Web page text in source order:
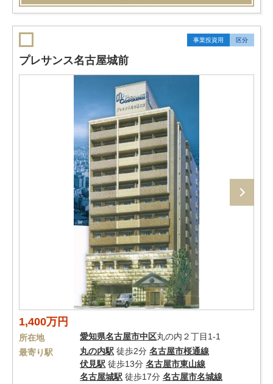
事業投資用 区分
プレサンス名古屋城前
1,400万円
所在地 愛知県名古屋市中区丸の内２丁目1-1
最寄り駅
丸の内駅 徒歩2分 名古屋市桜通線
伏見駅 徒歩13分 名古屋市東山線
名古屋城駅 徒歩17分 名古屋市名城線